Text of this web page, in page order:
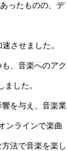
ったものの、デ
させました。
、音楽へのアク
した。
を与え、音楽業
ンラインで楽曲
法で音楽を楽し